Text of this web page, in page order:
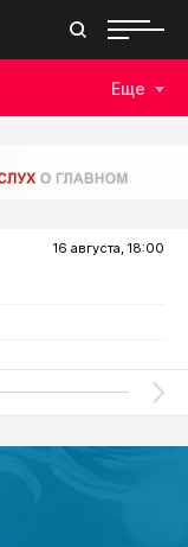
Еще
16 августа, 18:00